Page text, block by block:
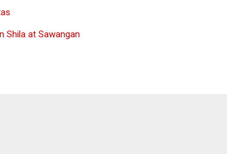
Shila at Sawangan